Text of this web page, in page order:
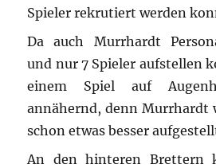
Spieler rekrutiert werden
Da auch Murrhardt
und nur 7 Spieler aufstellen
einem Spiel auf
annähernd, denn Murrhardt
schon etwas besser
An den hinteren Brettern